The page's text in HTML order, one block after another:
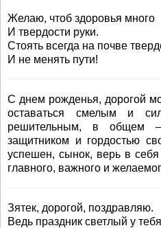
Желаю, чтоб здоровья много
И твердости руки.
Стоять всегда на почве
И не менять пути!
С днем рожденья, дорогой
оставаться смелым и
решительным, в общем
защитником и гордостью
успешен, сынок, верь в
главного, важного и
Зятек, дорогой, поздравляю.
Ведь праздник светлый у